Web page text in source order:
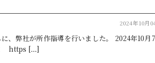
2024年10月
、弊社が所作指導を行いました。 2024年10月
！ https […]